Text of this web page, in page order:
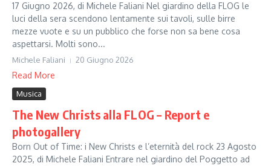
17 Giugno 2026, di Michele Faliani Nel giardino della FLOG le
luci della sera scendono lentamente sui tavoli, sulle birre
mezze vuote e su un pubblico che forse non sa bene cosa
aspettarsi. Molti sono...
Michele Faliani 20 Giugno 2026
Read More
Musica
The New Christs alla FLOG – Report e
photogallery
Born Out of Time: i New Christs e l’eternità del rock 23 Agosto
2025, di Michele Faliani Entrare nel giardino del Poggetto ad